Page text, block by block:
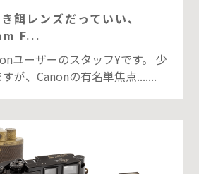
餌レンズだっていい、
F...
ユーザーのスタッフYです。 少
が、Canonの有名単焦点.......